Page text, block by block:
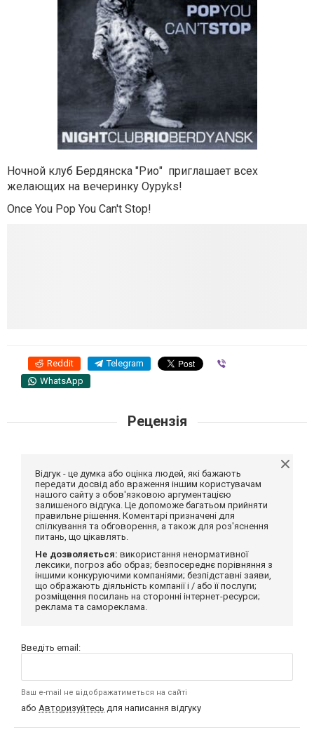
Ночной клуб Бердянска "Рио" приглашает всех
желающих на вечеринку Oypyks!
Once You Pop You Can't Stop!
Reddit Telegram
WhatsApp
Рецензія
Відгук - це думка або оцінка людей, які бажають
передати досвід або враження іншим користувачам
нашого сайту з обов'язковою аргументацією
залишеного відгука. Це допоможе багатьом прийняти
правильне рішення. Коментарі призначені для
спілкування та обговорення, а також для роз'яснення
питань, що цікавлять.
Не дозволяється: використання ненормативної
лексики, погроз або образ; безпосереднє порівняння з
іншими конкуруючими компаніями; безпідставні заяви,
що ображають діяльність компанії і / або її послуги;
розміщення посилань на сторонні інтернет-ресурси;
реклама та самореклама.
Введіть email:
Ваш e-mail не відображатиметься на сайті
або Авторизуйтесь для написання відгуку